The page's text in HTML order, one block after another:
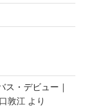
ス・デビュー｜
敦江 より